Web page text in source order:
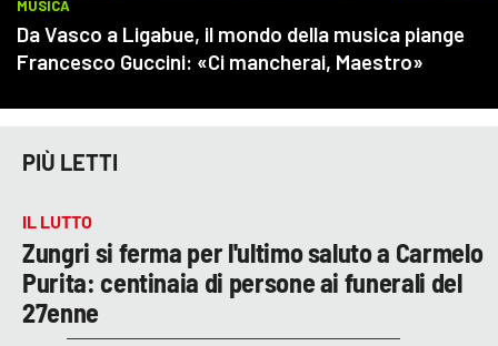
PIÙ LETTI
IL LUTTO
Zungri si ferma per l'ultimo saluto a Carmelo
Purita: centinaia di persone ai funerali del
27enne